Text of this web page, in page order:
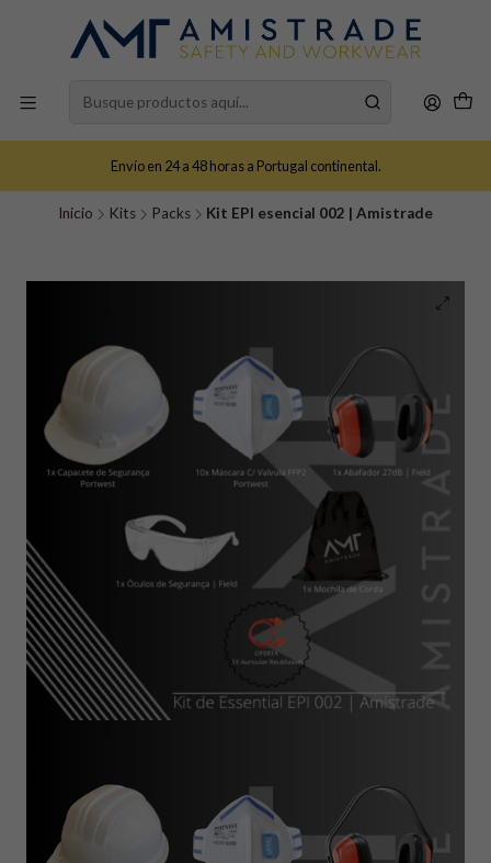
Envío en 24 a 48 horas a Portugal continental.
Inicio Kits Packs Kit EPI esencial 002 | Amistrade